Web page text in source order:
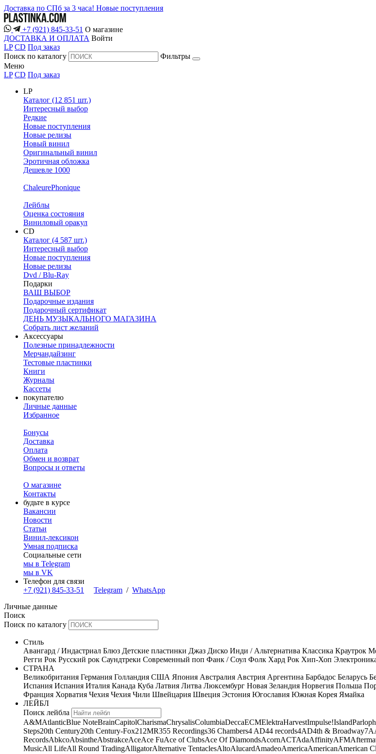
Доставка по СПб за 3 часа! Новые поступления
+7 (921) 845-33-51 О магазине
ДОСТАВКА И ОПЛАТА Войти
LP CD Под заказ
Поиск по каталогу
Фильтры
Меню
LP CD Под заказ
LP
Каталог (12 851 шт.)
Интересный выбор
Редкие
Новые поступления
Новые релизы
Новый винил
Оригинальный винил
Эротичная обложка
Дешевле 1000
ChaleurePhonique
Лейблы
Оценка состояния
Виниловый оракул
CD
Каталог (4 587 шт.)
Интересный выбор
Новые поступления
Новые релизы
Dvd / Blu-Ray
Подарки
ВАШ ВЫБОР
Подарочные издания
Подарочный сертификат
ДЕНЬ МУЗЫКАЛЬНОГО МАГАЗИНА
Собрать лист желаний
Аксессуары
Полезные принадлежности
Мерчандайзинг
Тестовые пластинки
Книги
Журналы
Кассеты
покупателю
Личные данные
Избранное
Бонусы
Доставка
Оплата
Обмен и возврат
Вопросы и ответы
О магазине
Контакты
будьте в курсе
Вакансии
Новости
Статьи
Винил-лексикон
Умная подписка
Социальные сети
мы в Telegram
мы в VK
Телефон для связи
+7 (921) 845-33-51
Telegram / WhatsApp
Личные данные
Поиск
Поиск по каталогу
Стиль
Авангард / Индастриал Блюз Детские пластинки Джаз Диско Инди / Альтернатива Классика Краутрок
Регги Рок Русский рок Саундтреки Современный поп Фанк / Соул Фолк Хард Рок Хип-Хоп
СТРАНА
Великобритания Германия Голландия США Япония Австралия Австрия Аргентина Барбадос Беларусь
Испания Испания Италия Канада Куба Латвия Литва Люксембург Новая Зеландия Норвегия Польша
Франция Хорватия Чехия Чехия Чили Швейцария Швеция Эстония Югославия Южная Корея Ямайка
ЛЕЙБЛ
Поиск лейбла
A&MAtlanticBlue NoteBrainCapitolCharismaChrysalisColumbiaDeccaECMElektraHarvestImpulse!Island
Steps20th Century20th Century-Fox21 2MR355 Recordings36 Chambers4 AD44 records4AD4th & Broadway7A
RecordsAbkcoAbsintheAbstrakceAceAce FuAce of ClubsAce Of DiamondsAcornACTAdaAffinityAFM
MusicAll LifeAll Round TradingAlligatorAlternative TentaclesAltoAlucardAmadeoAmericaAmericanAmerican